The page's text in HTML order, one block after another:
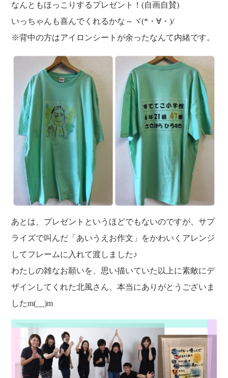
なんともほっこりするプレゼント！(自画自賛)
いっちゃんも喜んでくれるかな～ヾ(*・∀・)/
※背中の方はアイロンシートが余ったなんて内緒です。
あとは、プレゼントというほどでもないのですが、サプ
ライズで叫んだ「あいうえお作文」をかわいくアレンジ
してフレームに入れて渡しました♪
わたしの雑なお願いを、思い描いていた以上に素敵にデ
ザインしてくれた北風さん、本当にありがとうございま
したm(__)m